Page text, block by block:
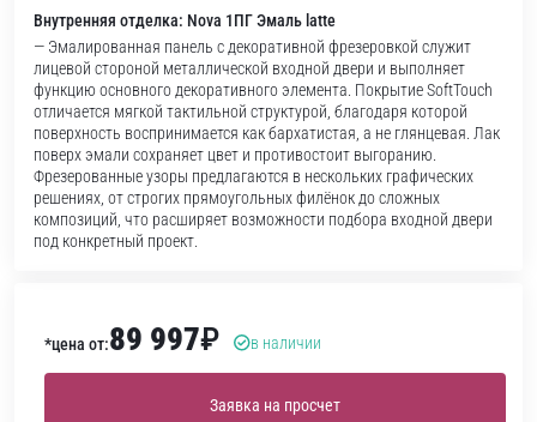
Внутренняя отделка: Nova 1ПГ Эмаль latte
— Эмалированная панель с декоративной фрезеровкой служит
лицевой стороной металлической входной двери и выполняет
функцию основного декоративного элемента. Покрытие SoftTouch
отличается мягкой тактильной структурой, благодаря которой
поверхность воспринимается как бархатистая, а не глянцевая. Лак
поверх эмали сохраняет цвет и противостоит выгоранию.
Фрезерованные узоры предлагаются в нескольких графических
решениях, от строгих прямоугольных филёнок до сложных
композиций, что расширяет возможности подбора входной двери
под конкретный проект.
*цена от:89 997₽ в наличии
Заявка на просчет